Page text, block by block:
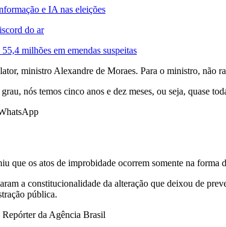
e IA nas eleições
do ar
milhões em emendas suspeitas
ministro Alexandre de Moraes. Para o ministro, não
nós temos cinco anos e dez meses, ou seja, quase
que os atos de improbidade ocorrem somente na
a constitucionalidade da alteração que deixou de
pública.
da Agência Brasil